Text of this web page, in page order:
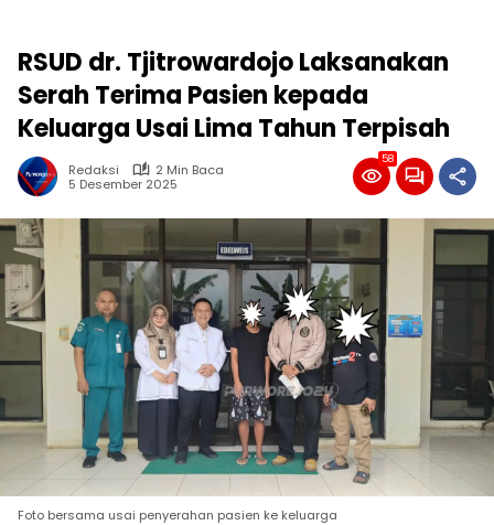
RSUD dr. Tjitrowardojo Laksanakan
Serah Terima Pasien kepada
Keluarga Usai Lima Tahun Terpisah
Redaksi
2 Min Baca
5 Desember 2025
58
Foto bersama usai penyerahan pasien ke keluarga